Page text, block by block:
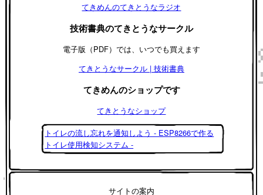
てきめんのてきとうなラジオ
技術書典のてきとうなサークル
電子版（PDF）では、いつでも買えます
てきとうなサークル | 技術書典
てきめんのショップです
てきとうなショップ
トイレの流し忘れを通知しよう - ESP8266で作る
トイレ使用検知システム -
サイトの案内